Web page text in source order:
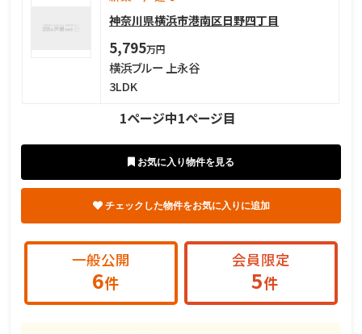
神奈川県横浜市港南区日野四丁目
5,795万円
横浜ブルー 上永谷
3LDK
1ページ中1ページ目
一般公開
6件
会員限定
5件